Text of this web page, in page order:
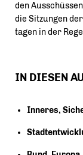
den
die Sitzungen
tagen in der
IN DIESEN
Inneres,